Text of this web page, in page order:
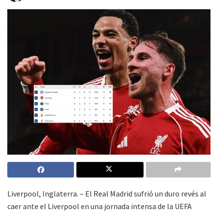
Liverpool, Inglaterra. – El Real Madrid sufrió un duro revés al
caer ante el Liverpool en una jornada intensa de la UEFA